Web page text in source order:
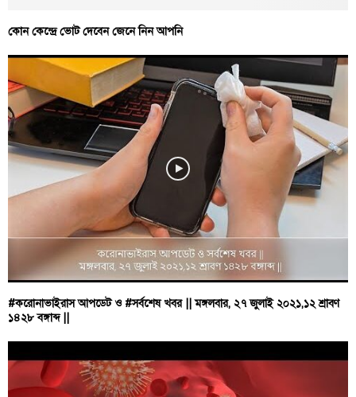
কোন কেন্দ্রে ভোট দেবেন জেনে নিন আপনি
#করোনাভাইরাস আপডেট ও #সর্বশেষ খবর || মঙ্গলবার, ২৭ জুলাই ২০২১,১২ শ্রাবণ
১৪২৮ বঙ্গাব্দ ||